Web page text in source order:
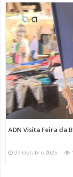
ADN Visita Feira da
07 Outubro 2025